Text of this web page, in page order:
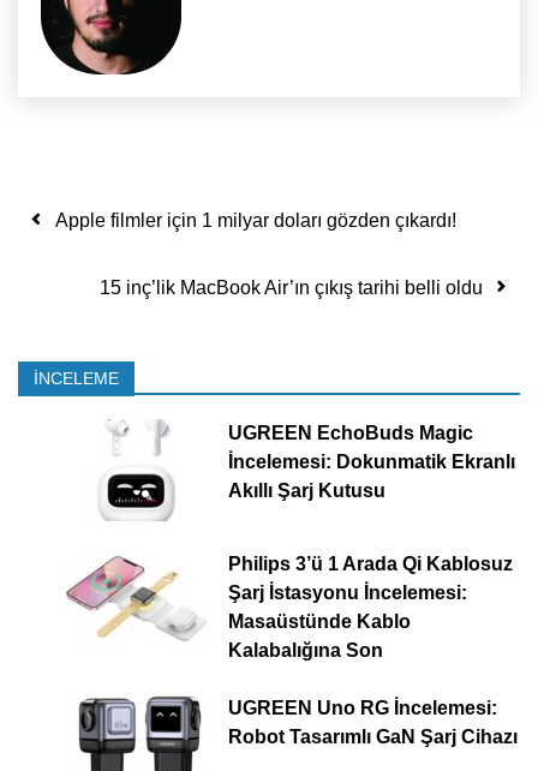
Yazı dolaşımı
Apple filmler için 1 milyar doları gözden çıkardı!
15 inç’lik MacBook Air’ın çıkış tarihi belli oldu
İNCELEME
UGREEN EchoBuds Magic
İncelemesi: Dokunmatik Ekranlı
Akıllı Şarj Kutusu
Philips 3’ü 1 Arada Qi Kablosuz
Şarj İstasyonu İncelemesi:
Masaüstünde Kablo
Kalabalığına Son
UGREEN Uno RG İncelemesi:
Robot Tasarımlı GaN Şarj Cihazı